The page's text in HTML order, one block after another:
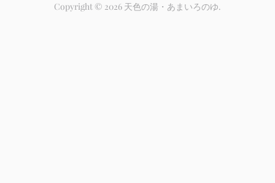
Copyright © 2026 天色の湯・あまいろのゆ.